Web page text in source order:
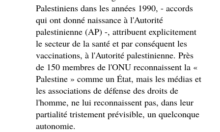
Palestiniens dans les années 1990, - accords
qui ont donné naissance à l'Autorité
palestinienne (AP) -, attribuent explicitement
le secteur de la santé et par conséquent les
vaccinations, à l'Autorité palestinienne. Près
de 150 membres de l'ONU reconnaissent la «
Palestine » comme un État, mais les médias et
les associations de défense des droits de
l'homme, ne lui reconnaissent pas, dans leur
partialité tristement prévisible, un quelconque
autonomie.